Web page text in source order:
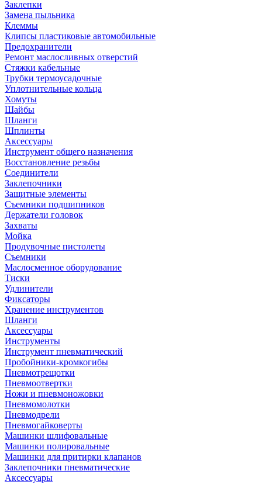
Заклепки
Замена пыльника
Клеммы
Клипсы пластиковые автомобильные
Предохранители
Ремонт маслосливных отверстий
Стяжки кабельные
Трубки термоусадочные
Уплотнительные кольца
Хомуты
Шайбы
Шланги
Шплинты
Аксессуары
Инструмент общего назначения
Восстановление резьбы
Соединители
Заклепочники
Защитные элементы
Съемники подшипников
Держатели головок
Захваты
Мойка
Продувочные пистолеты
Съемники
Маслосменное оборудование
Тиски
Удлинители
Фиксаторы
Хранение инструментов
Шланги
Аксессуары
Инструменты
Инструмент пневматический
Пробойники-кромкогибы
Пневмотрещотки
Пневмоотвертки
Ножи и пневмоножовки
Пневмомолотки
Пневмодрели
Пневмогайковерты
Машинки шлифовальные
Машинки полировальные
Машинки для притирки клапанов
Заклепочники пневматические
Аксессуары